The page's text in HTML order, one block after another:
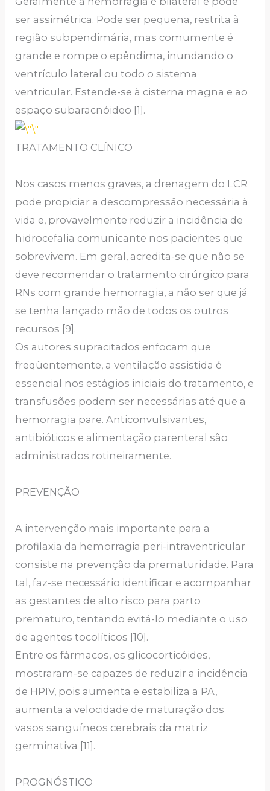
ser assimétrica. Pode ser pequena, restrita à
região subpendimária, mas comumente é
grande e rompe o epêndima, inundando o
ventrículo lateral ou todo o sistema
ventricular. Estende-se à cisterna magna e ao
espaço subaracnóideo [1].
TRATAMENTO CLÍNICO
Nos casos menos graves, a drenagem do LCR
pode propiciar a descompressão necessária à
vida e, provavelmente reduzir a incidência de
hidrocefalia comunicante nos pacientes que
sobrevivem. Em geral, acredita-se que não se
deve recomendar o tratamento cirúrgico para
RNs com grande hemorragia, a não ser que já
se tenha lançado mão de todos os outros
recursos [9].
Os autores supracitados enfocam que
freqüentemente, a ventilação assistida é
essencial nos estágios iniciais do tratamento, e
transfusões podem ser necessárias até que a
hemorragia pare. Anticonvulsivantes,
antibióticos e alimentação parenteral são
administrados rotineiramente.
PREVENÇÃO
A intervenção mais importante para a
profilaxia da hemorragia peri-intraventricular
consiste na prevenção da prematuridade. Para
tal, faz-se necessário identificar e acompanhar
as gestantes de alto risco para parto
prematuro, tentando evitá-lo mediante o uso
de agentes tocolíticos [10].
Entre os fármacos, os glicocorticóides,
mostraram-se capazes de reduzir a incidência
de HPIV, pois aumenta e estabiliza a PA,
aumenta a velocidade de maturação dos
vasos sanguíneos cerebrais da matriz
germinativa [11].
PROGNÓSTICO